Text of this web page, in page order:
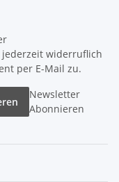
widerruflich
per E-Mail zu.
Newsletter
Abonnieren